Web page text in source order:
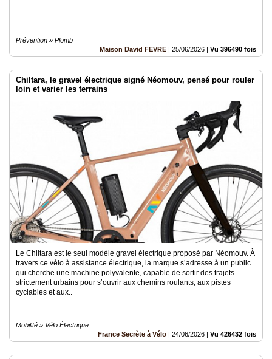
Prévention » Plomb
Maison David FEVRE | 25/06/2026 | Vu 396490 fois
Chiltara, le gravel électrique signé Néomouv, pensé pour rouler
loin et varier les terrains
Le Chiltara est le seul modèle gravel électrique proposé par Néomouv. À
travers ce vélo à assistance électrique, la marque s’adresse à un public
qui cherche une machine polyvalente, capable de sortir des trajets
strictement urbains pour s’ouvrir aux chemins roulants, aux pistes
cyclables et aux..
Mobilité » Vélo Électrique
France Secrète à Vélo | 24/06/2026 | Vu 426432 fois